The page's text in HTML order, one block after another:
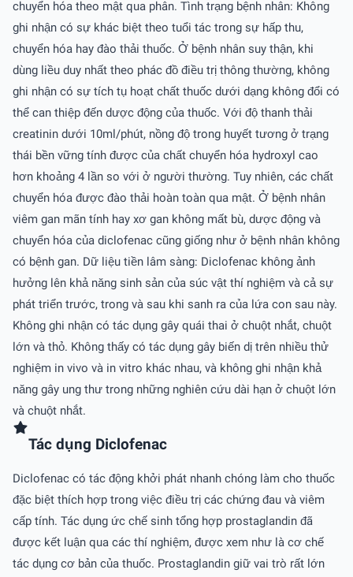
chuyển hóa theo mật qua phân. Tình trạng bệnh nhân: Không
ghi nhận có sự khác biệt theo tuổi tác trong sự hấp thu,
chuyển hóa hay đào thải thuốc. Ở bệnh nhân suy thận, khi
dùng liều duy nhất theo phác đồ điều trị thông thường, không
ghi nhận có sự tích tụ hoạt chất thuốc dưới dạng không đổi có
thể can thiệp đến dược động của thuốc. Với độ thanh thải
creatinin dưới 10ml/phút, nồng độ trong huyết tương ở trạng
thái bền vững tính được của chất chuyển hóa hydroxyl cao
hơn khoảng 4 lần so với ở người thường. Tuy nhiên, các chất
chuyển hóa được đào thải hoàn toàn qua mật. Ở bệnh nhân
viêm gan mãn tính hay xơ gan không mất bù, dược động và
chuyển hóa của diclofenac cũng giống như ở bệnh nhân không
có bệnh gan. Dữ liệu tiền lâm sàng: Diclofenac không ảnh
hưởng lên khả năng sinh sản của súc vật thí nghiệm và cả sự
phát triển trước, trong và sau khi sanh ra của lứa con sau này.
Không ghi nhận có tác dụng gây quái thai ở chuột nhắt, chuột
lớn và thỏ. Không thấy có tác dụng gây biến dị trên nhiều thử
nghiệm in vivo và in vitro khác nhau, và không ghi nhận khả
năng gây ung thư trong những nghiên cứu dài hạn ở chuột lớn
và chuột nhắt.
Tác dụng Diclofenac
Diclofenac có tác động khởi phát nhanh chóng làm cho thuốc
đặc biệt thích hợp trong việc điều trị các chứng đau và viêm
cấp tính. Tác dụng ức chế sinh tổng hợp prostaglandin đã
được kết luận qua các thí nghiệm, được xem như là cơ chế
tác dụng cơ bản của thuốc. Prostaglandin giữ vai trò rất lớn